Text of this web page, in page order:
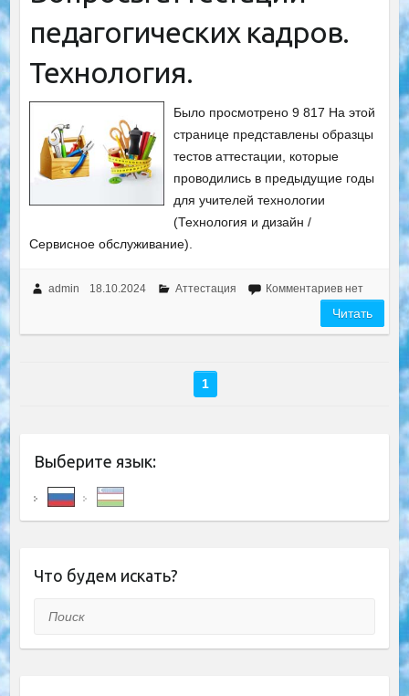
педагогических кадров.
Технология.
Было просмотрено 9 817 На этой
странице представлены образцы
тестов аттестации, которые
проводились в предыдущие годы
для учителей технологии
(Технология и дизайн /
Сервисное обслуживание).
admin 18.10.2024 Аттестация Комментариев нет
Читать
1
Выберите язык:
Что будем искать?
Поиск